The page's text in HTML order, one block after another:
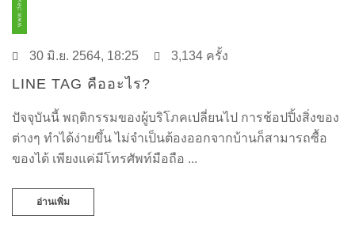
30 มิ.ย. 2564, 18:25 3,134 ครั้ง
LINE TAG คืออะไร?
ปัจจุบันนี้ พฤติกรรมของผู้บริโภคเปลี่ยนไป การช้อปปิ้งสิ่งของ
ต่างๆ ทำได้ง่ายขึ้น ไม่จำเป็นต้องออกจากบ้านก็สามารถซื้อ
ของได้ เพียงแค่มีโทรศัพท์มือถือ ...
อ่านเพิ่ม